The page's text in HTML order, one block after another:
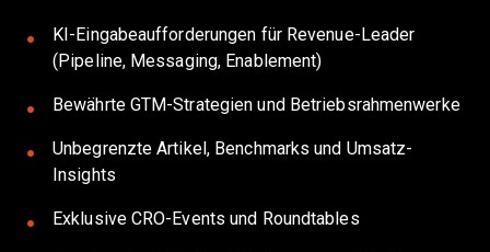
KI-Eingabeaufforderungen für Revenue-Leader
(Pipeline, Messaging, Enablement)
Bewährte GTM-Strategien und Betriebsrahmenwerke
Unbegrenzte Artikel, Benchmarks und Umsatz-
Insights
Exklusive CRO-Events und Roundtables